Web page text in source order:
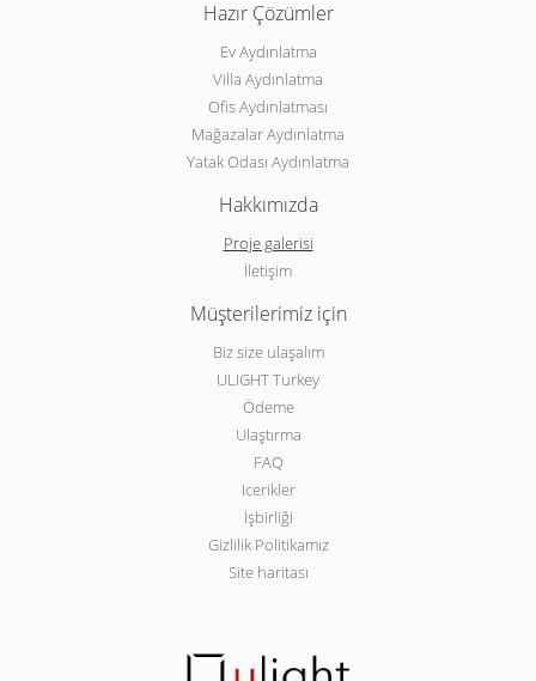
Hazır Çözümler
Ev Aydınlatma
Villa Aydınlatma
Ofis Aydınlatması
Mağazalar Aydınlatma
Yatak Odası Aydınlatma
Hakkımızda
Proje galerisi
İletişim
Müşterilerimiz için
Biz size ulaşalım
ULIGHT Turkey
Ödeme
Ulaştırma
FAQ
Icerikler
İşbirliği
Gizlilik Politikamız
Site haritası